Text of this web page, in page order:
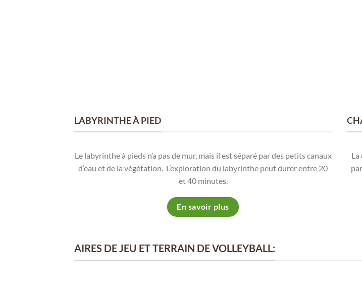
LABYRINTHE À PIED
Le labyrinthe à pieds n’a pas de mur, mais il est séparé par des petits canaux
d’eau et de la végétation. L’exploration du labyrinthe peut durer entre 20
et 40 minutes.
En savoir plus
La
AIRES DE JEU ET TERRAIN DE VOLLEYBALL: